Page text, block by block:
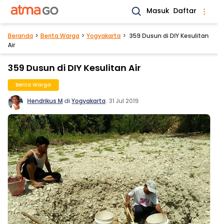
Masuk Daftar
Beranda Berita Warga Yogyakarta
359 Dusun di DIY Kesulitan
Air
359 Dusun di DIY Kesulitan Air
Berita Warga
Hendrikus M di Yogyakarta. 31 Jul 2019